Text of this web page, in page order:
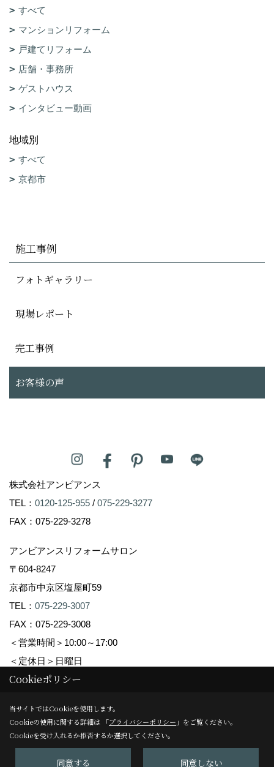
すべて
マンションリフォーム
戸建てリフォーム
店舗・事務所
ゲストハウス
インタビュー動画
地域別
すべて
京都市
施工事例
フォトギャラリー
現場レポート
完工事例
お客様の声
株式会社アンビアンス
TEL： 0120-125-955 / 075-229-3277
FAX：075-229-3278
アンビアンスリフォームサロン
〒604-8247
京都市中京区塩屋町59
TEL： 075-229-3007
FAX：075-229-3008
＜営業時間＞10:00～17:00
＜定休日＞日曜日
Copyright (c) Ambiance Co.,Ltd. All Rights Reserved.
Produced byゴデスクリエイト
Cookieポリシー
当サイトではCookieを使用します。
Cookieの使用に関する詳細は 「プライバシーポリシー 」をご覧ください。
Cookieを受け入れるか拒否するか選択してください。
同意する 同意しない